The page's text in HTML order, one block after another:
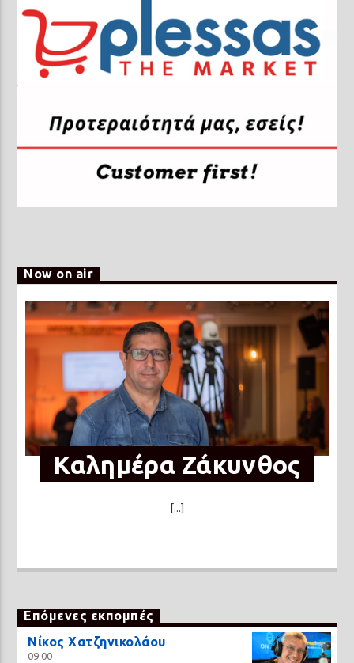
Prisma Radio 90,2
Now on air
Καλημέρα Ζάκυνθος
[...]
Επόμενες εκπομπές
Νίκος Χατζηνικολάου
09:00